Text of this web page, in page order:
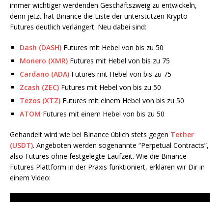
immer wichtiger werdenden Geschäftszweig zu entwickeln,
denn jetzt hat Binance die Liste der unterstützen Krypto
Futures deutlich verlängert. Neu dabei sind:
Dash (DASH) Futures mit Hebel von bis zu 50
Monero (XMR) Futures mit Hebel von bis zu 75
Cardano (ADA) Futures mit Hebel von bis zu 75
Zcash (ZEC) Futures mit Hebel von bis zu 50
Tezos (XTZ) Futures mit einem Hebel von bis zu 50
ATOM Futures mit einem Hebel von bis zu 50
Gehandelt wird wie bei Binance üblich stets gegen Tether
(USDT). Angeboten werden sogenannte “Perpetual Contracts”,
also Futures ohne festgelegte Laufzeit. Wie die Binance
Futures Plattform in der Praxis funktioniert, erklären wir Dir in
einem Video: